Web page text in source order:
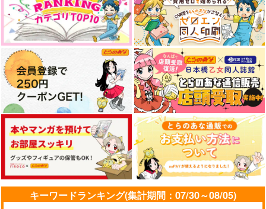
なんでもない日
elevatordog
1,100円（税込）
影山飛雄×日向翔陽
サンプル
作品詳細
オオカミさんのユウウ
白米工房
550円（税込）
及川徹×影山飛雄
サンプル
作品詳細
にこいちはち
elevatordog
2,987円（税込）
影山飛雄×日向翔陽
サンプル
作品詳細
俺（おれ）のこと 好
きになったか！？
木端微塵
専売 487円
ハイキュー!!
影山飛雄×日向翔陽
サンプル
カート
句点の外側｜及日
ヨモ
専売 1,257円（税込）
ハイキュー!!
及川徹×日向翔陽
サンプル
カート
ノーチラス｜治日
ヨモ
専売 1,257円（税込）
ハイキュー!!
宮治×日向翔陽
サンプル
カート
キーワードランキング(集計期間：07/30～08/05)